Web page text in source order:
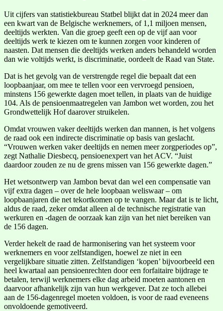
Uit cijfers van statistiekbureau Statbel blijkt dat in 2024 meer dan
een kwart van de Belgische werknemers, of 1,1 miljoen mensen,
deeltijds werkten. Van die groep geeft een op de vijf aan voor
deeltijds werk te kiezen om te kunnen zorgen voor kinderen of
naasten. Dat mensen die deeltijds werken anders behandeld worden
dan wie voltijds werkt, is discriminatie, oordeelt de Raad van State.
Dat is het gevolg van de verstrengde regel die bepaalt dat een
loopbaanjaar, om mee te tellen voor een vervroegd pensioen,
minstens 156 gewerkte dagen moet tellen, in plaats van de huidige
104. Als de pensioenmaatregelen van Jambon wet worden, zou het
Grondwettelijk Hof daarover struikelen.
Omdat vrouwen vaker deeltijds werken dan mannen, is het volgens
de raad ook een indirecte discriminatie op basis van geslacht.
“Vrouwen werken vaker deeltijds en nemen meer zorgperiodes op”,
zegt Nathalie Diesbecq, pensioenexpert van het ACV. “Juist
daardoor zouden ze nu de grens missen van 156 gewerkte dagen.”
Het wetsontwerp van Jambon bevat dan wel een compensatie van
vijf extra dagen – over de hele loopbaan weliswaar – om
loopbaanjaren die net tekortkomen op te vangen. Maar dat is te licht,
aldus de raad, zeker omdat alleen al de technische registratie van
werkuren en -dagen de oorzaak kan zijn van het niet bereiken van
de 156 dagen.
Verder hekelt de raad de harmonisering van het systeem voor
werknemers en voor zelfstandigen, hoewel ze niet in een
vergelijkbare situatie zitten. Zelfstandigen ‘kopen’ bijvoorbeeld een
heel kwartaal aan pensioenrechten door een forfaitaire bijdrage te
betalen, terwijl werknemers elke dag arbeid moeten aantonen en
daarvoor afhankelijk zijn van hun werkgever. Dat ze toch allebei
aan de 156-dagenregel moeten voldoen, is voor de raad eveneens
onvoldoende gemotiveerd.